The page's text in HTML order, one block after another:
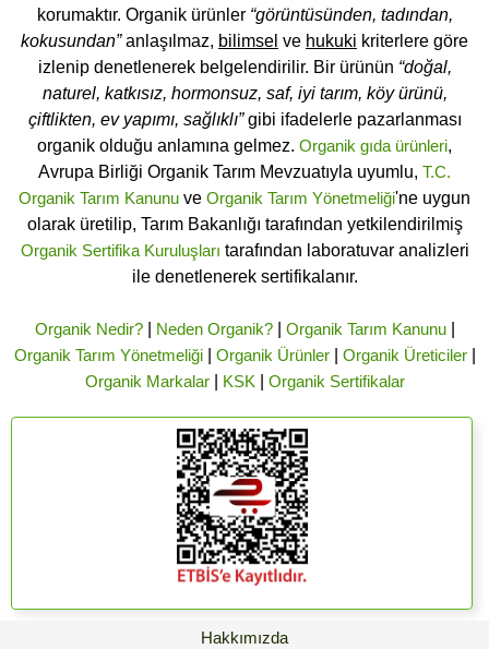
korumaktır. Organik ürünler “görüntüsünden, tadından,
kokusundan”anlaşılmaz, bilimsel ve hukuki kriterlere göre
izlenip denetlenerek belgelendirilir. Bir ürünün “doğal,
naturel, katkısız, hormonsuz, saf, iyi tarım, köy ürünü,
çiftlikten, ev yapımı, sağlıklı”gibi ifadelerle pazarlanması
organik olduğu anlamına gelmez. Organik gıda ürünleri,
Avrupa Birliği Organik Tarım Mevzuatıyla uyumlu, T.C.
Organik Tarım Kanunu ve Organik Tarım Yönetmeliği'ne uygun
olarak üretilip, Tarım Bakanlığı tarafından yetkilendirilmiş
Organik Sertifika Kuruluşları tarafından laboratuvar analizleri
ile denetlenerek sertifikalanır.
Organik Nedir?| Neden Organik?| Organik Tarım Kanunu|
Organik Tarım Yönetmeliği| Organik Ürünler| Organik Üreticiler|
Organik Markalar| KSK Organik Sertifikalar
Hakkımızda